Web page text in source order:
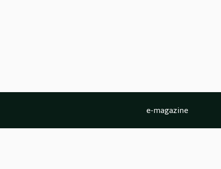
e-magazine